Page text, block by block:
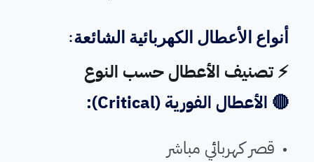
أنواع الأعطال الكهربائية الشائعة:
⚡ تصنيف الأعطال حسب النوع
🔴 الأعطال الفورية (Critical):
قصر كهربائي مباشر